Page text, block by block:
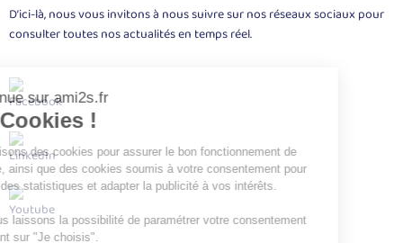
D’ici-là, nous vous invitons à nous suivre sur nos réseaux sociaux pour
consulter toutes nos actualités en temps réel.